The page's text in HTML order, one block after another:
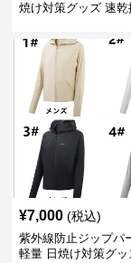
焼け対策グッズ 速乾
¥7,000 (税込)
紫外線防止ジップパ
軽量 日焼け対策グ